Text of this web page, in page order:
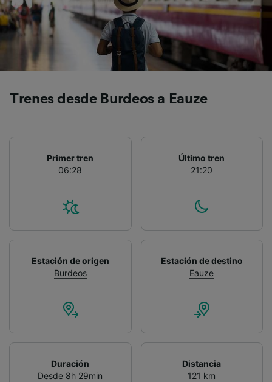
Trenes desde Burdeos a Eauze
Primer tren
06:28
Último tren
21:20
Estación de origen
Burdeos
Estación de destino
Eauze
Duración
Desde 8h 29min
Distancia
121 km